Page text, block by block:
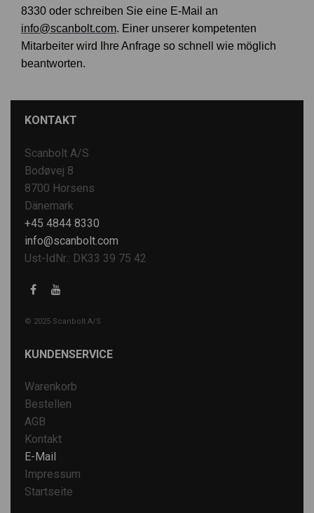
8330 oder schreiben Sie eine E-Mail an
info@scanbolt.com. Einer unserer kompetenten
Mitarbeiter wird Ihre Anfrage so schnell wie möglich
beantworten.
KONTAKT
Scanbolt A/S
Bodøvej 8
8700 Horsens
Dänemark
+45 4844 8330
info@scanbolt.com
Ust-IdNr.: DK33 39 75 42
© 2025 Scanbolt A/S
KUNDENSERVICE
Warenkorb
Bestellen
AGB
Kontakt
E-Mail
Impressum
Startseite